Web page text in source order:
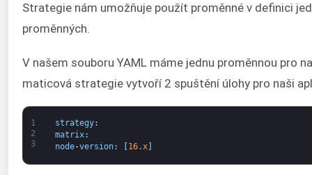
Strategie nám umožňuje použít proměnné v definici
proměnných.
V našem souboru YAML máme jednu proměnnou pro
maticová strategie vytvoří 2 spuštění úlohy pro naši
1
2
3
strategy:
matrix:
node-version: [16.x]